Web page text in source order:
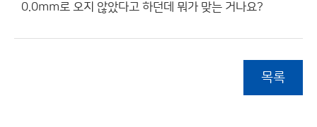
0.0mm로 오지 않았다고 하던데 뭐가 맞는 거나요?
목록